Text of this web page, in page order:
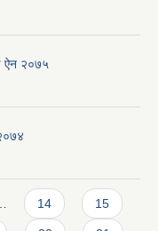
ऐन २०७५
14 15